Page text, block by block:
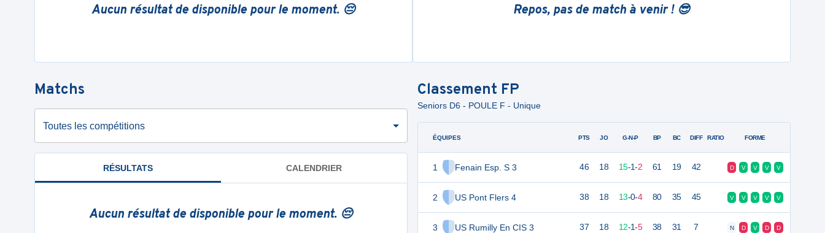
Aucun résultat de disponible pour le moment. 😔 Repos, pas de match à venir ! 😎
Matchs
Toutes les compétitions
RÉSULTATS CALENDRIER
Aucun résultat de disponible pour le moment. 😔
Classement FP
Seniors D6 - POULE F - Unique
ÉQUIPES
1 Fenain Esp. S 3
2 US Pont Flers 4
3 US Rumilly En CIS 3
PTS JO G-N-P BP BC DIFF RATIO FORME
46 18 15-1-2 61 19 42 D V V V V
38 18 13-0-4 80 35 45 V V V V V
37 18 12-1-5 38 31 7 N D V D D